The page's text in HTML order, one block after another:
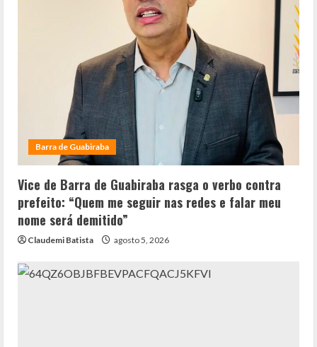
Barra de Guabiraba
Vice de Barra de Guabiraba rasga o verbo contra
prefeito: “Quem me seguir nas redes e falar meu
nome será demitido”
Claudemi Batista agosto 5, 2026